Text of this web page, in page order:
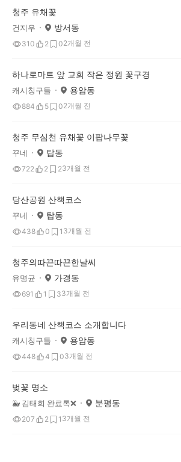
청주 유채꽃
건지우 방서동
310 2 02개월 전
하나로마트 앞 교회 작은 정원 꽃구경
캐시칭구들 용암동
884 5 02개월 전
청주 무심천 유채꽃 이팝나무꽃
꾸네 탑동
722 2 23개월 전
당산공원 산책코스
꾸네 탑동
438 0 1 3개월 전
청주의따끈따끈한날씨
유명균 가경동
691 1 33개월 전
우리동네 산책코스 소개합니다
캐시칭구들 용암동
448 4 03개월 전
벚꽃 명소
🐳 김태희 완료톡❌️ 분평동
207 2 1 3개월 전